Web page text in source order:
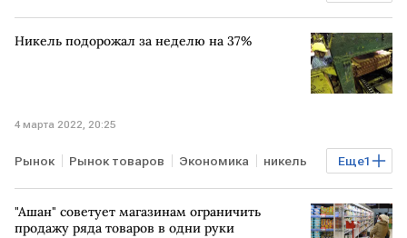
ЕВРОПА
Никель подорожал за неделю на 37%
4 марта 2022, 20:25
Еще1
Рынок Рынок товаров Экономика никель
биржи
"Ашан" советует магазинам ограничить
продажу ряда товаров в одни руки